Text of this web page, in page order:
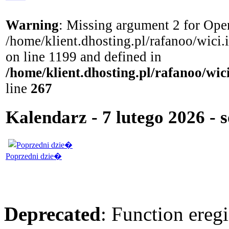
Warning: Missing argument 2 for
/home/klient.dhosting.pl/rafanoo/
on line 1199 and defined in
/home/klient.dhosting.pl/rafanoo/
line 267
Kalendarz - 7 lutego 2026 -
Poprzedni dzie�
Deprecated: Function